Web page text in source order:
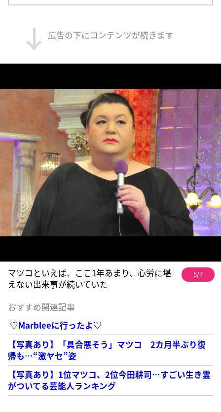
広告の下にコンテンツが続きます
マツコといえば、ここ1年あまり、心労に堪
えない出来事が続いていた
5/7
おすすめ関連記事
♡Marbleeに行ったよ♡
【写真あり】「具合悪そう」マツコ 2カ月半ぶり復
帰も…“激ヤセ”姿
【写真あり】1位マツコ、2位今田耕司…すごい生き霊
がついてる芸能人ランキング